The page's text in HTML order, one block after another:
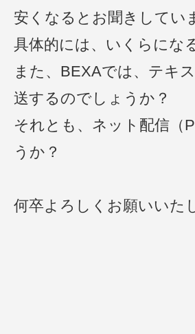
安くなるとお聞きしてい
具体的には、いくらにな
また、BEXAでは、テキ
送するのでしょうか？
それとも、ネット配信（
うか？
何卒よろしくお願いいた